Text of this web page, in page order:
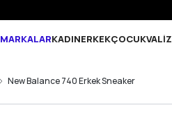
MARKALARKADINERKEKÇOCUKVALİZ
New Balance 740 Erkek Sneaker